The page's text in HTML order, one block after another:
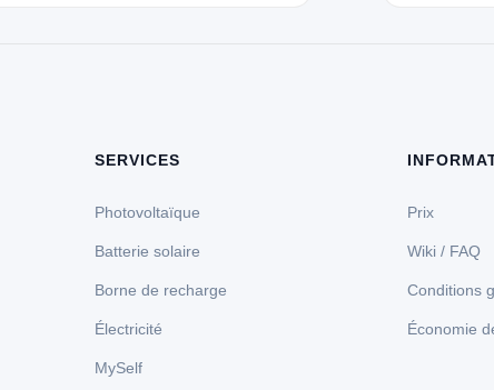
SERVICES
Photovoltaïque
Batterie solaire
Borne de recharge
Électricité
MySelf
Prix
Wiki / FAQ
Conditions
Économie